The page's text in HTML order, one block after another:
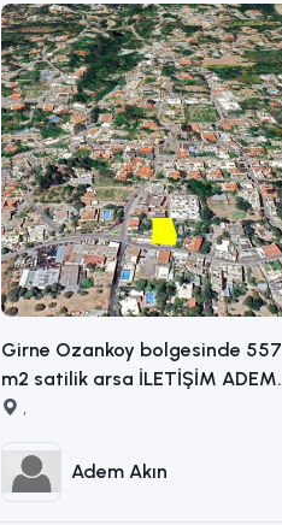
Girne Ozankoy bolgesinde 557
m2 satilik arsa İLETİŞİM ADEM
AKIN : 05338314949
,
Adem Akın